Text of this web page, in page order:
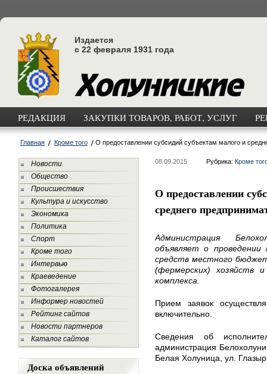
Издается
с 22 февраля 1931 года
РЕДАКЦИЯ ЗАКУПКИ ТОВАРОВ, РАБОТ, УСЛУГ
Главная Кроме того О предоставлении субсидий субъектам малого и
Новости
Общество
Происшествия
Культура и искусство
Экономика
Политика
Спорт
Кроме того
Интервью
Краеведение
Фотогалерея
Информер новостей
Рейтинг сайтов
Новости партнеров
Каталог сайтов
Доска объявлений
08.09.2015 Рубрика: Кроме
О предоставлении
среднего
Администрация
объявляет о
средств местного
(фермерских) хозяйств
комплекса.
Прием заявок
включительно.
Сведения об
администрация
Белая Холуница, ул.